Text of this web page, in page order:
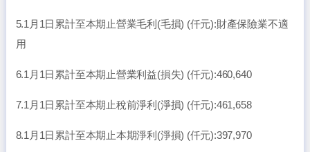
5.1月1日累計至本期止營業毛利(毛損) (仟元):財產保險業不適
用
6.1月1日累計至本期止營業利益(損失) (仟元):460,640
7.1月1日累計至本期止稅前淨利(淨損) (仟元):461,658
8.1月1日累計至本期止本期淨利(淨損) (仟元):397,970